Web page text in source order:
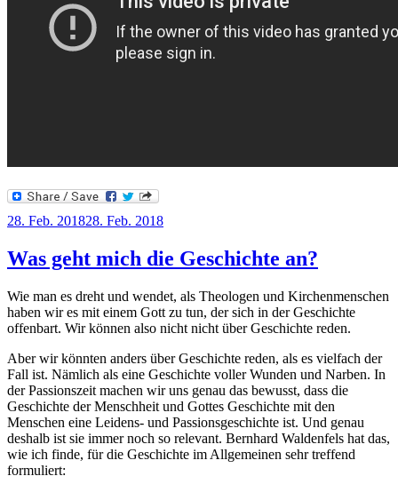
Veröffentlicht
28. Feb. 201828. Feb. 2018
Was geht mich die Geschichte an?
Wie man es dreht und wendet, als Theologen und Kirchenmenschen
haben wir es mit einem Gott zu tun, der sich in der Geschichte
offenbart. Wir können also nicht nicht über Geschichte reden.
Aber wir könnten anders über Geschichte reden, als es vielfach der
Fall ist. Nämlich als eine Geschichte voller Wunden und Narben. In
der Passionszeit machen wir uns genau das bewusst, dass die
Geschichte der Menschheit und Gottes Geschichte mit den
Menschen eine Leidens- und Passionsgeschichte ist. Und genau
deshalb ist sie immer noch so relevant. Bernhard Waldenfels hat das,
wie ich finde, für die Geschichte im Allgemeinen sehr treffend
formuliert: